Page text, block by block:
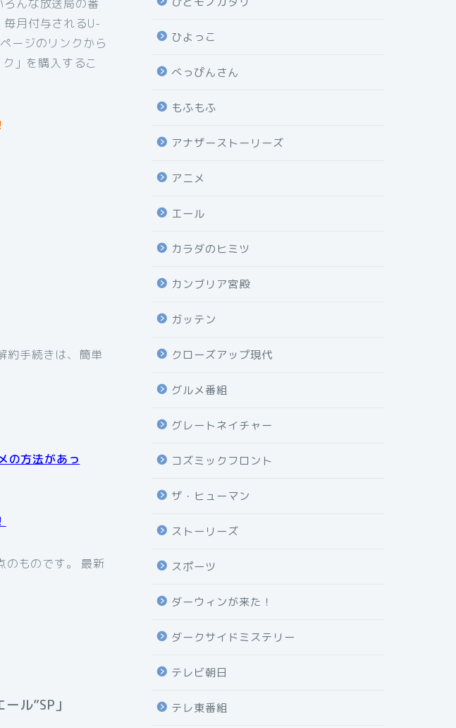
んな放送局の番
月付与されるU-
ージのリンクから
」を購入するこ
約手続きは、簡単
の方法があっ
のものです。 最新
ル”SP」
ひよっこ
べっぴんさん
もふもふ
アナザーストーリーズ
アニメ
エール
カラダのヒミツ
カンブリア宮殿
ガッテン
クローズアップ現代
グルメ番組
グレートネイチャー
コズミックフロント
ザ・ヒューマン
ストーリーズ
スポーツ
ダーウィンが来た！
ダークサイドミステリー
テレビ朝日
テレ東番組